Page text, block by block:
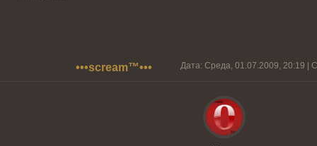
•••scream™••• Дата: Среда, 01.07.2009, 20:19 |